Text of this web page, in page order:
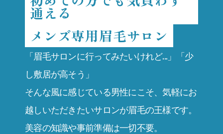
通える
メンズ専用眉毛サロン
「眉毛サロンに行ってみたいけれど...」「少
し敷居が高そう」
そんな風に感じている男性にこそ、気軽にお
越しいただきたいサロンが眉毛の王様です。
美容の知識や事前準備は一切不要。